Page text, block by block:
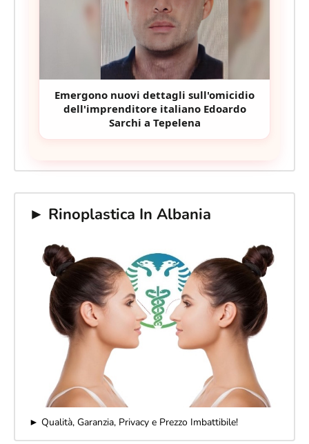
Emergono nuovi dettagli sull'omicidio
dell'imprenditore italiano Edoardo
Sarchi a Tepelena
► Rinoplastica In Albania
► Qualità, Garanzia, Privacy e Prezzo Imbattibile!